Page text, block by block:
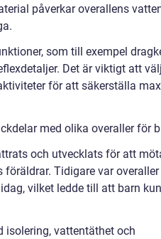
påverkar overallens
som till exempel
Det är viktigt att
för att säkerställa
med olika overaller för
och utvecklats för att
Tidigare var
vilket ledde till att barn
isolering, vattentäthet och